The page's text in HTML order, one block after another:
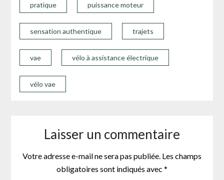
pratique puissance moteur
sensation authentique trajets
vae vélo à assistance électrique
vélo vae
Laisser un commentaire
Votre adresse e-mail ne sera pas publiée. Les champs
obligatoires sont indiqués avec *